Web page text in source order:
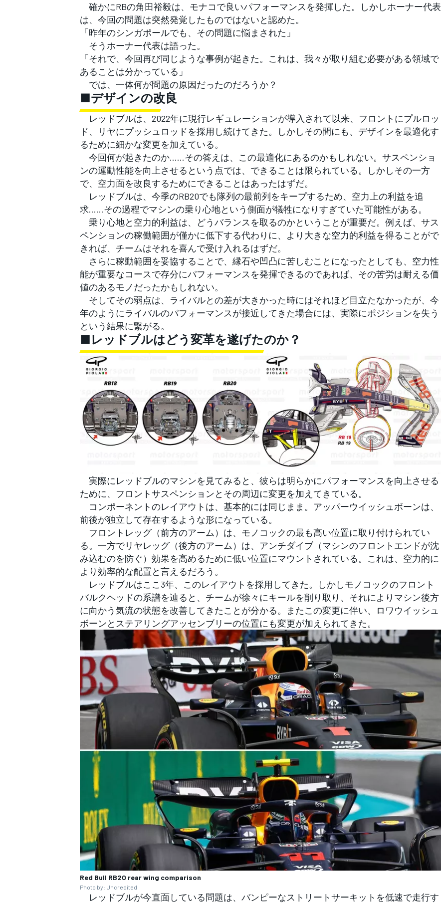
すべてのカテゴリー
確かにRBの角田裕毅は、モナコで良いパフォーマンスを発揮した。しかしホーナー代表
は、今回の問題は突然発覚したものではないと認めた。
「昨年のシンガポールでも、その問題に悩まされた」
そうホーナー代表は語った。
「それで、今回再び同じような事例が起きた。これは、我々が取り組む必要がある領域で
あることは分かっている」
では、一体何が問題の原因だったのだろうか？
■デザインの改良
レッドブルは、2022年に現行レギュレーションが導入されて以来、フロントにプルロッ
ド、リヤにプッシュロッドを採用し続けてきた。しかしその間にも、デザインを最適化す
るために細かな変更を加えている。
今回何が起きたのか……その答えは、この最適化にあるのかもしれない。サスペンショ
ンの運動性能を向上させるという点では、できることは限られている。しかしその一方
で、空力面を改良するためにできることはあったはずだ。
レッドブルは、今季のRB20でも隊列の最前列をキープするため、空力上の利益を追
求……その過程でマシンの乗り心地という側面が犠牲になりすぎていた可能性がある。
乗り心地と空力的利益は、どうバランスを取るのかということが重要だ。例えば、サス
ペンションの稼働範囲が僅かに低下する代わりに、より大きな空力的利益を得ることがで
きれば、チームはそれを喜んで受け入れるはずだ。
さらに稼動範囲を妥協することで、縁石や凹凸に苦しむことになったとしても、空力性
能が重要なコースで存分にパフォーマンスを発揮できるのであれば、その苦労は耐える価
値のあるモノだったかもしれない。
そしてその弱点は、ライバルとの差が大きかった時にはそれほど目立たなかったが、今
年のようにライバルのパフォーマンスが接近してきた場合には、実際にポジションを失う
という結果に繋がる。
■レッドブルはどう変革を遂げたのか？
実際にレッドブルのマシンを見てみると、彼らは明らかにパフォーマンスを向上させる
ために、フロントサスペンションとその周辺に変更を加えてきている。
コンポーネントのレイアウトは、基本的には同じまま。アッパーウイッシュボーンは、
前後が独立して存在するような形になっている。
フロントレッグ（前方のアーム）は、モノコックの最も高い位置に取り付けられてい
る。一方でリヤレッグ（後方のアーム）は、アンチダイブ（マシンのフロントエンドが沈
み込むのを防ぐ）効果を高めるために低い位置にマウントされている。これは、空力的に
より効率的な配置と言えるだろう。
レッドブルはここ3年、このレイアウトを採用してきた。しかしモノコックのフロント
バルクヘッドの系譜を辿ると、チームが徐々にキールを削り取り、それによりマシン後方
に向かう気流の状態を改善してきたことが分かる。またこの変更に伴い、ロワウイッシュ
ボーンとステアリングアッセンブリーの位置にも変更が加えられてきた。
Red Bull RB20 rear wing comparison
Photo by: Uncredited
レッドブルが今直面している問題は、バンピーなストリートサーキットを低速で走行す